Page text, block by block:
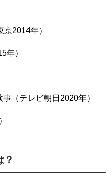
京2014年）
年）
（テレビ朝日2020年）
？